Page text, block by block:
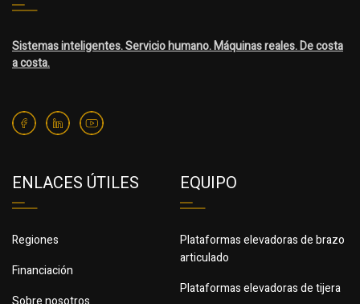
Sistemas inteligentes. Servicio humano. Máquinas reales. De costa
a costa.
ENLACES ÚTILES
Regiones
Financiación
EQUIPO
Plataformas elevadoras de brazo
articulado
Plataformas elevadoras de tijera